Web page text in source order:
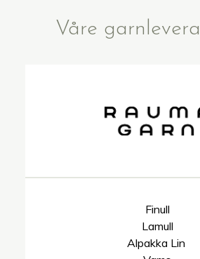
Våre
Finull
Lamull
Alpakka Lin